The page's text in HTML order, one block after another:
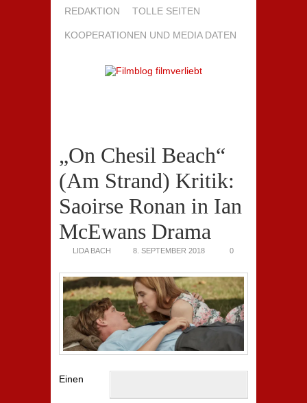
REDAKTION TOLLE SEITEN
KOOPERATIONEN UND MEDIA DATEN
„On Chesil Beach“
(Am Strand) Kritik:
Saoirse Ronan in Ian
McEwans Drama
LIDA BACH 8. SEPTEMBER 2018 0
Einen